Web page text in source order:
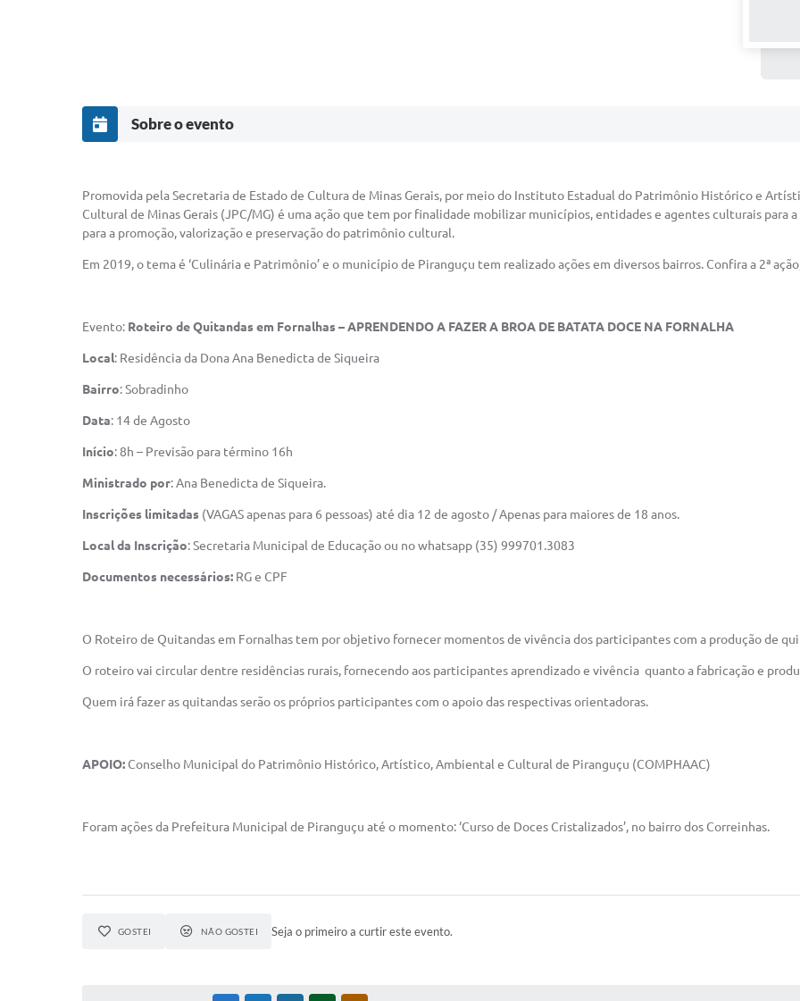
Sobre o evento
Promovida pela Secretaria de Estado de Cultura de Minas Gerais, por meio do Instituto Estadual do Patrimônio Histórico e
Cultural de Minas Gerais (JPC/MG) é uma ação que tem por finalidade mobilizar municípios, entidades e agentes culturais para
para a promoção, valorização e preservação do patrimônio cultural.
Em 2019, o tema é ‘Culinária e Patrimônio’ e o município de Piranguçu tem realizado ações em diversos bairros. Confira a 2ª
Evento: Roteiro de Quitandas em Fornalhas –APRENDENDO A FAZER A BROA DE BATATA DOCE NA FORNALHA
Local: Residência da Dona Ana Benedicta de Siqueira
Bairro: Sobradinho
Data: 14 de Agosto
Início: 8h – Previsão para término 16h
Ministrado por: Ana Benedicta de Siqueira.
Inscrições limitadas (VAGAS apenas para 6 pessoas) até dia 12 de agosto /Apenas para maiores de 18 anos.
Local da Inscrição: Secretaria Municipal de Educação ou no whatsapp (35) 999701.3083
Documentos necessários: RG e CPF
O Roteiro de Quitandas em Fornalhas tem por objetivo fornecer momentos de vivência dos participantes com a produção de
O roteiro vai circular dentre residências rurais, fornecendo aos participantes aprendizado e vivência quanto a fabricação e
Quem irá fazer as quitandas serão os próprios participantes com o apoio das respectivas orientadoras.
APOIO: Conselho Municipal do Patrimônio Histórico, Artístico, Ambiental e Cultural de Piranguçu (COMPHAAC)
Foram ações da Prefeitura Municipal de Piranguçu até o momento: ‘Curso de Doces Cristalizados’, no bairro dos Correinhas.
GOSTEI NÃO GOSTEI Seja o primeiro a curtir este evento.